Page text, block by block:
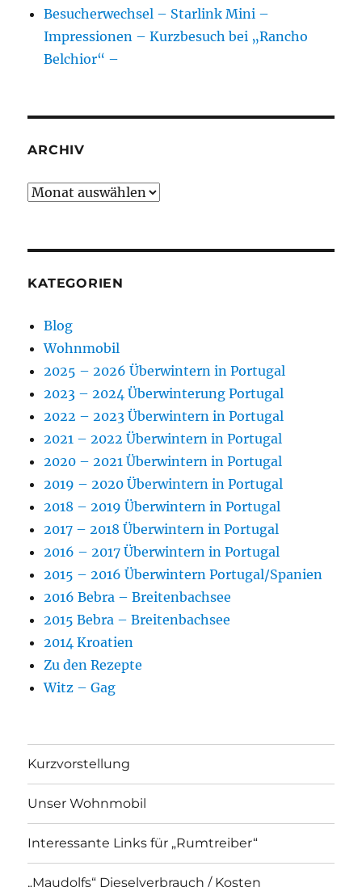
Besucherwechsel – Starlink Mini –
Impressionen – Kurzbesuch bei „Rancho
Belchior“ –
ARCHIV
Archiv
KATEGORIEN
Blog
Wohnmobil
2025 – 2026 Überwintern in Portugal
2023 – 2024 Überwinterung Portugal
2022 – 2023 Überwintern in Portugal
2021 – 2022 Überwintern in Portugal
2020 – 2021 Überwintern in Portugal
2019 – 2020 Überwintern in Portugal
2018 – 2019 Überwintern in Portugal
2017 – 2018 Überwintern in Portugal
2016 – 2017 Überwintern in Portugal
2015 – 2016 Überwintern Portugal/Spanien
2016 Bebra – Breitenbachsee
2015 Bebra – Breitenbachsee
2014 Kroatien
Zu den Rezepte
Witz – Gag
Kurzvorstellung
Unser Wohnmobil
Interessante Links für „Rumtreiber“
„Maudolfs“ Dieselverbrauch / Kosten